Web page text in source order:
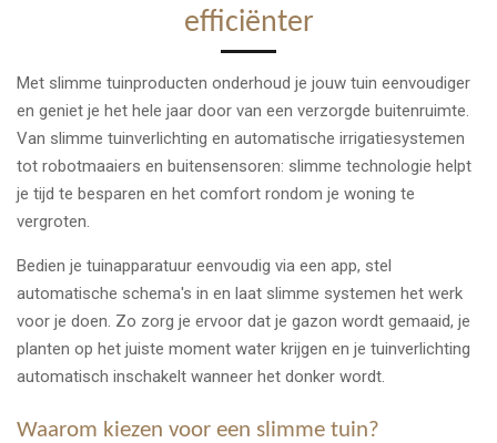
efficiënter
Met slimme tuinproducten onderhoud je jouw tuin eenvoudiger
en geniet je het hele jaar door van een verzorgde buitenruimte.
Van slimme tuinverlichting en automatische irrigatiesystemen
tot robotmaaiers en buitensensoren: slimme technologie helpt
je tijd te besparen en het comfort rondom je woning te
vergroten.
Bedien je tuinapparatuur eenvoudig via een app, stel
automatische schema's in en laat slimme systemen het werk
voor je doen. Zo zorg je ervoor dat je gazon wordt gemaaid, je
planten op het juiste moment water krijgen en je tuinverlichting
automatisch inschakelt wanneer het donker wordt.
Waarom kiezen voor een slimme tuin?